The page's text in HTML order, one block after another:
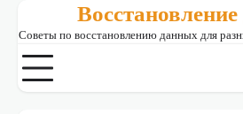
content
Советы по восстановлению данных для